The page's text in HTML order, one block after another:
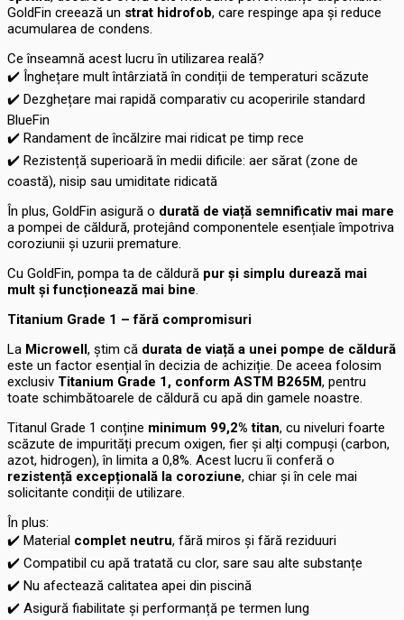
GoldFin creează un strat hidrofob, care respinge apa și reduce
acumularea de condens.
Ce înseamnă acest lucru în utilizarea reală?
✔️ Înghețare mult întârziată în condiții de temperaturi scăzute
✔️ Dezghețare mai rapidă comparativ cu acoperirile standard
BlueFin
✔️ Randament de încălzire mai ridicat pe timp rece
✔️ Rezistență superioară în medii dificile: aer sărat (zone de
coastă), nisip sau umiditate ridicată
În plus, GoldFin asigură o durată de viață semnificativ mai mare
a pompei de căldură, protejând componentele esențiale împotriva
coroziunii și uzurii premature.
Cu GoldFin, pompa ta de căldură pur și simplu durează mai
mult și funcționează mai bine.
Titanium Grade 1 – fără compromisuri
La Microwell, știm că durata de viață a unei pompe de căldură
este un factor esențial în decizia de achiziție. De aceea folosim
exclusiv Titanium Grade 1, conform ASTM B265M, pentru
toate schimbătoarele de căldură cu apă din gamele noastre.
Titanul Grade 1 conține minimum 99,2% titan, cu niveluri foarte
scăzute de impurități precum oxigen, fier și alți compuși (carbon,
azot, hidrogen), în limita a 0,8%. Acest lucru îi conferă o
rezistență excepțională la coroziune, chiar și în cele mai
solicitante condiții de utilizare.
În plus:
✔️ Material complet neutru, fără miros și fără reziduuri
✔️ Compatibil cu apă tratată cu clor, sare sau alte substanțe
✔️ Nu afectează calitatea apei din piscină
✔️ Asigură fiabilitate și performanță pe termen lung